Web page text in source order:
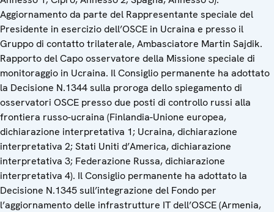
Aggiornamento da parte del Rappresentante speciale del
Presidente in esercizio dell’OSCE in Ucraina e presso il
Gruppo di contatto trilaterale, Ambasciatore Martin Sajdik.
Rapporto del Capo osservatore della Missione speciale di
monitoraggio in Ucraina. Il Consiglio permanente ha adottato
la Decisione N.1344 sulla proroga dello spiegamento di
osservatori OSCE presso due posti di controllo russi alla
frontiera russo-ucraina (Finlandia-Unione europea,
dichiarazione interpretativa 1; Ucraina, dichiarazione
interpretativa 2; Stati Uniti d’America, dichiarazione
interpretativa 3; Federazione Russa, dichiarazione
interpretativa 4). Il Consiglio permanente ha adottato la
Decisione N.1345 sull’integrazione del Fondo per
l’aggiornamento delle infrastrutture IT dell’OSCE (Armenia,